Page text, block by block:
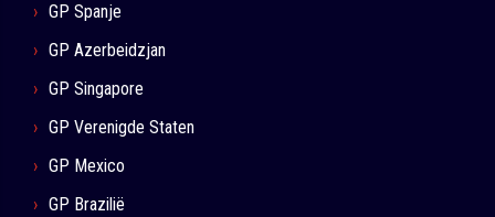
GP Spanje
GP Azerbeidzjan
GP Singapore
GP Verenigde Staten
GP Mexico
GP Brazilië